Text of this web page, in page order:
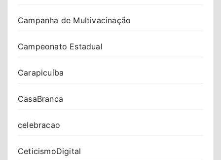
Campanha de Multivacinação
Campeonato Estadual
Carapicuíba
CasaBranca
celebracao
CeticismoDigital